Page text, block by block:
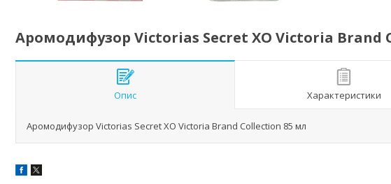
Аромодифузор Victorias Secret XO Victoria Brand
Опис Характеристики
Аромодифузор Victorias Secret XO Victoria Brand Collection 85 мл